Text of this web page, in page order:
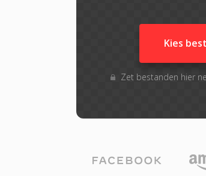
Kies
Zet bestanden hier